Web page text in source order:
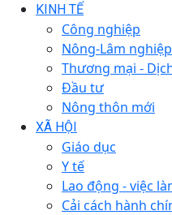
KINH TẾ
Công nghiệp
Nông-Lâm nghiệp
Thương mại -
Đầu tư
Nông thôn mới
XÃ HỘI
Giáo dục
Y tế
Lao động - việc
Cải cách hành